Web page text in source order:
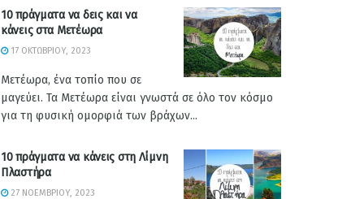
10 πράγματα να δεις και να
κάνεις στα Μετέωρα
17 ΟΚΤΩΒΡΊΟΥ, 2023
Μετέωρα, ένα τοπίο που σε
μαγεύει. Τα Μετέωρα είναι γνωστά σε όλο τον κόσμο
για τη φυσική ομορφιά των βράχων...
10 πράγματα να κάνεις στη Λίμνη
Πλαστήρα
27 ΝΟΕΜΒΡΊΟΥ, 2023